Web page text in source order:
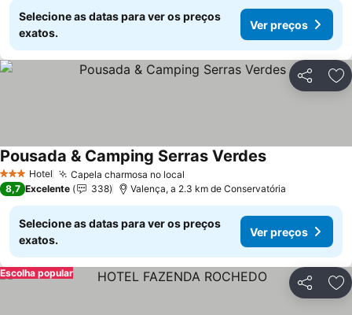
Selecione as datas para ver os preços
exatos.
Ver preços
Partilhar
3 EstrelasHotel Capela charmosa no local
Pousada & Camping Serras Verdes
8,7 Excelente 338 Valença, a 2.3 km de Conservatória
Selecione as datas para ver os preços
exatos.
Ver preços
Partilhar
Escolha popular